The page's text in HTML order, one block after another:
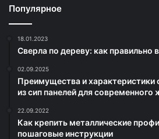
Популярное
18.01.2023
Сверла по дереву: как правильно
02.09.2025
Преимущества и характеристики
из сип панелей для современного
22.09.2022
Как крепить металлические
пошаговые инструкции